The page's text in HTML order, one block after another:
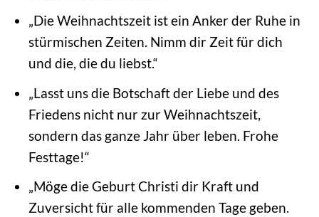
„Die Weihnachtszeit ist ein Anker der Ruhe in
stürmischen Zeiten. Nimm dir Zeit für dich
und die, die du liebst.“
„Lasst uns die Botschaft der Liebe und des
Friedens nicht nur zur Weihnachtszeit,
sondern das ganze Jahr über leben. Frohe
Festtage!“
„Möge die Geburt Christi dir Kraft und
Zuversicht für alle kommenden Tage geben.